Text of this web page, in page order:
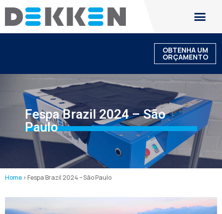
OBTENHA UM
ORÇAMENTO
Fespa Brazil 2024 – São
Paulo
Home > Fespa Brazil 2024 – São Paulo